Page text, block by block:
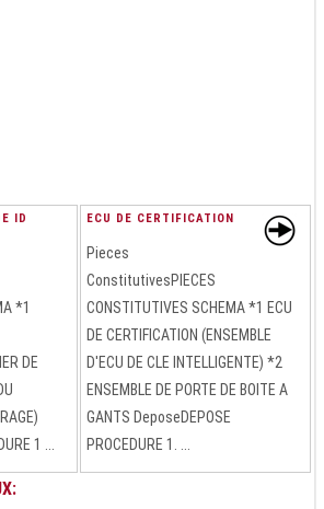
ID
*1
DE
1 ...
ECU DE CERTIFICATION
Pieces
ConstitutivesPIECES
CONSTITUTIVES SCHEMA *1 ECU
DE CERTIFICATION (ENSEMBLE
D'ECU DE CLE INTELLIGENTE) *2
ENSEMBLE DE PORTE DE BOITE A
GANTS DeposeDEPOSE
PROCEDURE 1. ...